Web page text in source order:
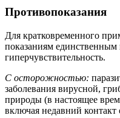
Противопоказания
Для кратковременного
показаниям единственным
гиперчувствительность.
С осторожностью:
заболевания вирусной,
природы (в настоящее
включая недавний